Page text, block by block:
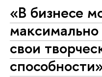
«В бизнесе
максимально
свои